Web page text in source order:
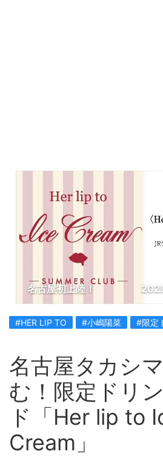
名古屋初上陸！
#HER LIP TO #小嶋陽菜 #限定
名古屋タカシ
む！限定ドリ
ド「Her lip to
Cream」